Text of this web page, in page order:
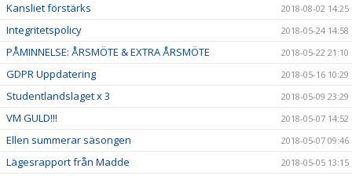
Kansliet förstärks 2018-08-02 14:25
Integritetspolicy 2018-05-24 14:58
PÅMINNELSE: ÅRSMÖTE & EXTRA ÅRSMÖTE 2018-05-22 21:10
GDPR Uppdatering 2018-05-16 10:29
Studentlandslaget x 3 2018-05-09 23:29
VM GULD!!! 2018-05-07 14:52
Ellen summerar säsongen 2018-05-07 09:46
Lägesrapport från Madde 2018-05-05 13:15